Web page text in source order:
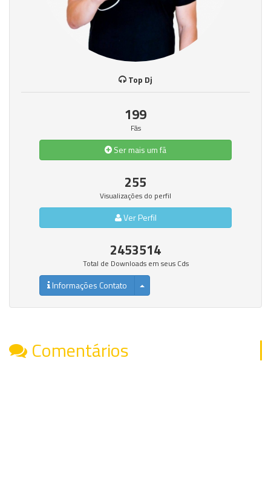
Top Dj
199
Fãs
Ser mais um fã
255
Visualizações do perfil
Ver Perfil
2453514
Total de Downloads em seus Cds
Informações Contato
Comentários